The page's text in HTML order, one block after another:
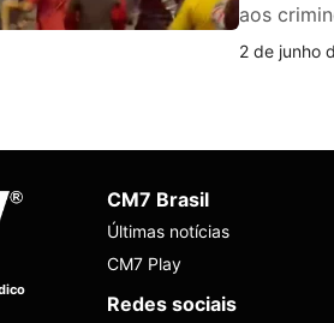
aos
2 de junho
CM7 Brasil
Últimas notícias
CM7 Play
Redes sociais